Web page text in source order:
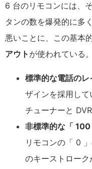
6 台のリモコンには、
タンの数を爆発的に多
悪いことに、この基本
アウト が使われている。
標準的な電話のレ
ザインを採用し
チューナーと DVR
非標準的な「
リモコンの「 0
のキーストロー